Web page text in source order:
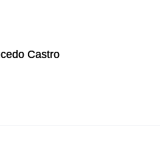
Castro